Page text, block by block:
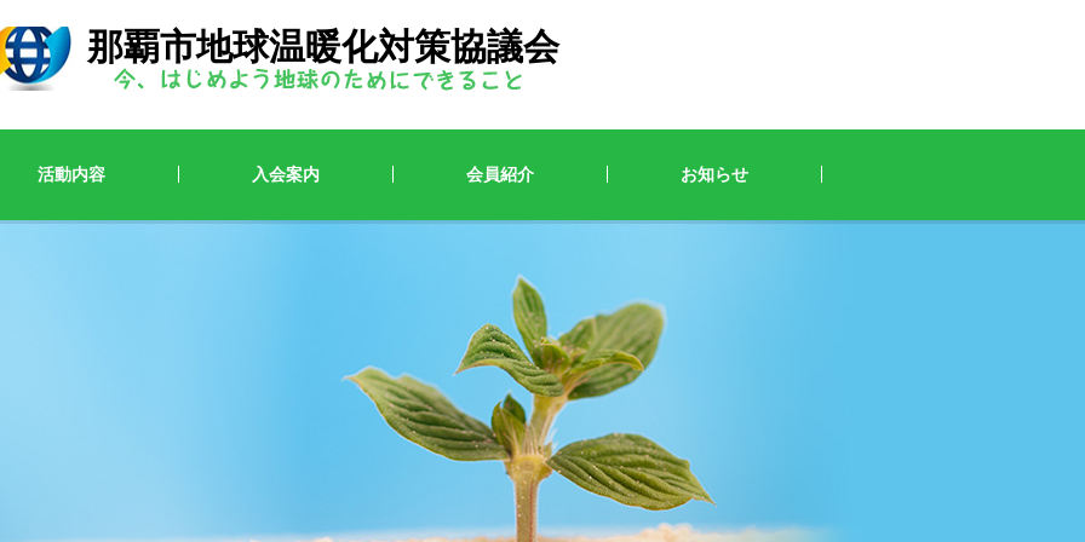
那覇市地球温暖化対策協議会
活動内容 入会案内 会員紹介 お知らせ